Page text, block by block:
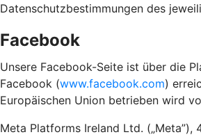
Datenschutzbestimmungen des
Facebook
Unsere Facebook-Seite ist über die
Facebook (www.facebook.com)
Europäischen Union betrieben wird
Meta Platforms Ireland Ltd. („Meta”),